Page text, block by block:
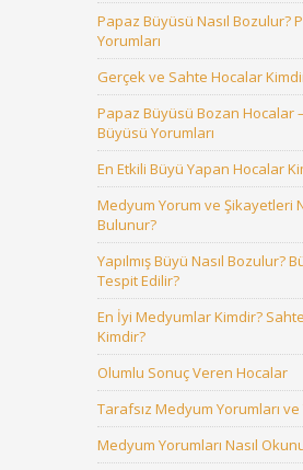
Papaz Büyüsü Nasıl Bozulur?
Yorumları
Gerçek ve Sahte Hocalar
Papaz Büyüsü Bozan Hocalar
Büyüsü Yorumları
En Etkili Büyü Yapan Hocalar
Medyum Yorum ve Şikayetleri
Bulunur?
Yapılmış Büyü Nasıl Bozulur?
Tespit Edilir?
En İyi Medyumlar Kimdir?
Kimdir?
Olumlu Sonuç Veren Hocalar
Tarafsız Medyum Yorumları
Medyum Yorumları Nasıl